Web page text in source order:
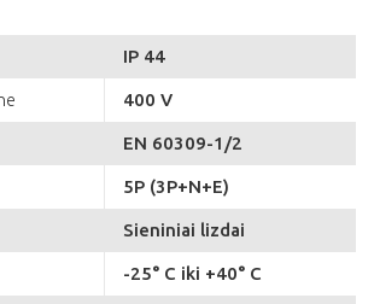
IP 44
400 V
EN 60309-1/2
5P (3P+N+E)
Sieniniai lizdai
-25° C iki +40° C